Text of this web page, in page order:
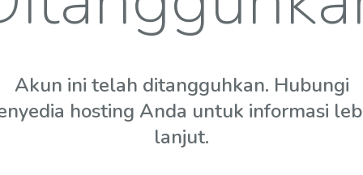
Akun ini telah ditangguhkan. Hubungi
hosting Anda untuk informasi
lanjut.